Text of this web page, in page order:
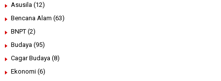
Asusila (12)
Bencana Alam (63)
BNPT (2)
Budaya (95)
Cagar Budaya (8)
Ekonomi (6)